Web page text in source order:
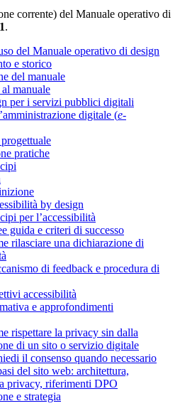
corrente) del Manuale operativo di
.
del Manuale operativo di design
e storico
del manuale
manuale
per i servizi pubblici digitali
digitale (e-
pratiche
by design
per l’accessibilità
guida e criteri di successo
rilasciare una dichiarazione di
di feedback e procedura di
accessibilità
e approfondimenti
rispettare la privacy sin dalla
di un sito o servizio digitale
il consenso quando necessario
del sito web: architettura,
privacy, riferimenti DPO
e strategia